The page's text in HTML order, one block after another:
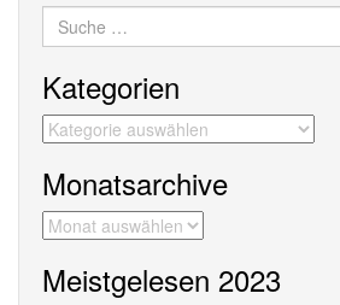
Suche
nach:
Kategorien
Kategorien
Monatsarchive
Monatsarchive
Meistgelesen 2023